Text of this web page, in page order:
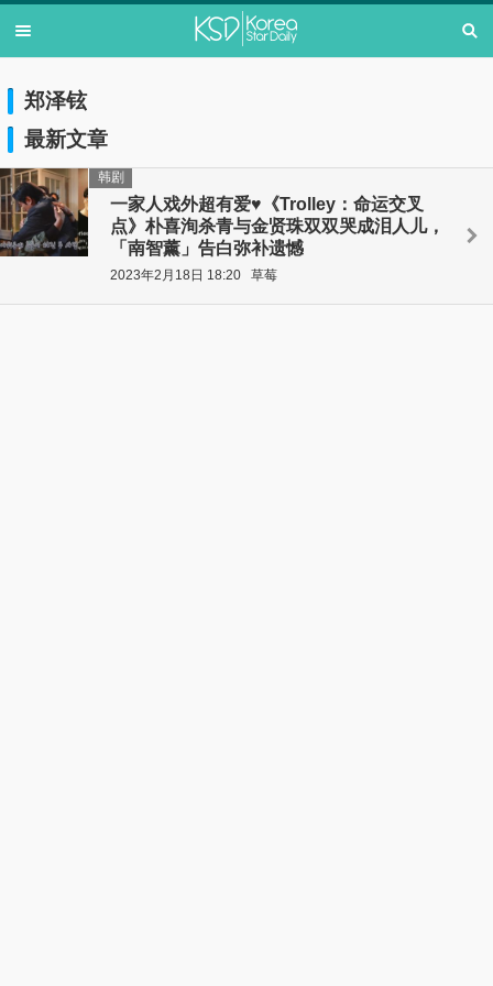
郑泽铉
最新文章
一家人戏外超有爱♥《Trolley：命运交叉
点》朴喜洵杀青与金贤珠双双哭成泪人儿，
「南智薰」告白弥补遗憾
韩剧
2023年2月18日 18:20 草莓